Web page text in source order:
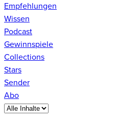
Empfehlungen
Wissen
Podcast
Gewinnspiele
Collections
Stars
Sender
Abo